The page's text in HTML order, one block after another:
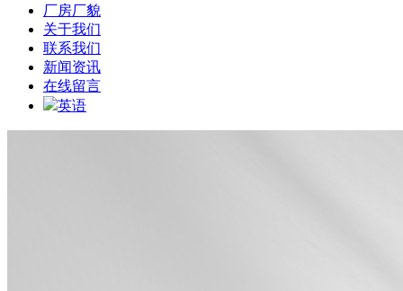
厂房厂貌
关于我们
联系我们
新闻资讯
在线留言
英语